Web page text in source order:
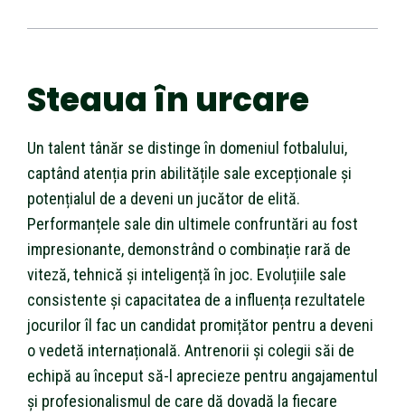
Steaua în urcare
Un talent tânăr se distinge în domeniul fotbalului,
captând atenția prin abilitățile sale excepționale și
potențialul de a deveni un jucător de elită.
Performanțele sale din ultimele confruntări au fost
impresionante, demonstrând o combinație rară de
viteză, tehnică și inteligență în joc. Evoluțiile sale
consistente și capacitatea de a influența rezultatele
jocurilor îl fac un candidat promițător pentru a deveni
o vedetă internațională. Antrenorii și colegii săi de
echipă au început să-l aprecieze pentru angajamentul
și profesionalismul de care dă dovadă la fiecare